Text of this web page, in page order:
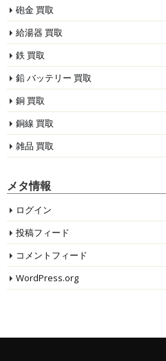
砲金 買取
給湯器 買取
鉄 買取
鉛 バッテリー 買取
銅 買取
銅線 買取
雑品 買取
メタ情報
ログイン
投稿フィード
コメントフィード
WordPress.org